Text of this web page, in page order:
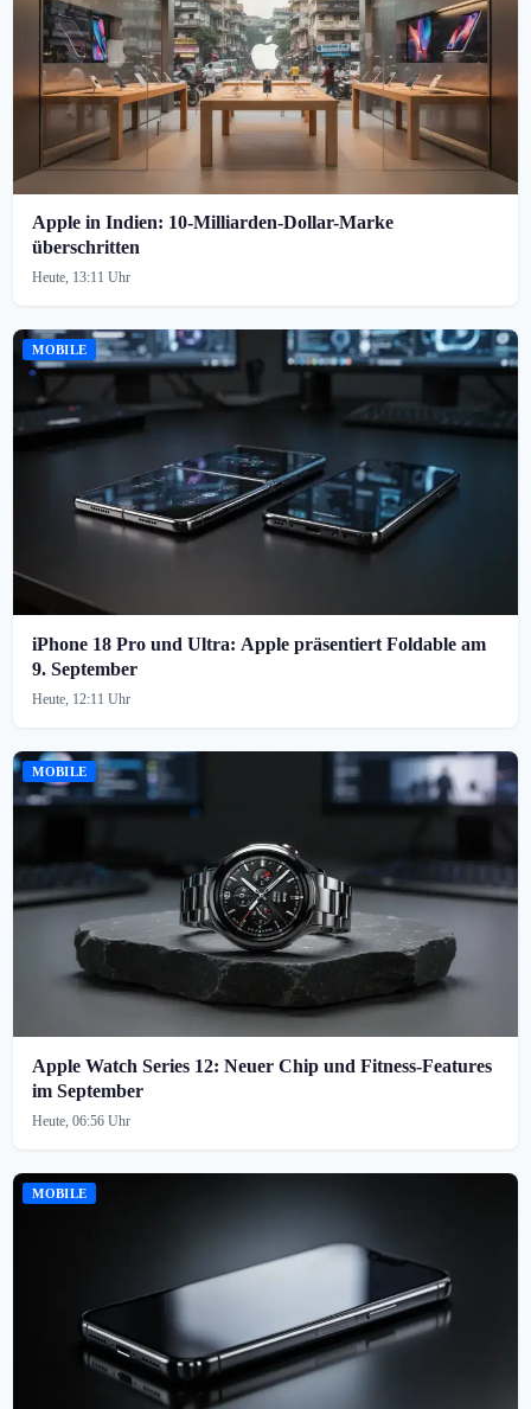
Apple in Indien: 10-Milliarden-Dollar-Marke
überschritten
Heute, 13:11 Uhr
MOBILE
iPhone 18 Pro und Ultra: Apple präsentiert Foldable am
9. September
Heute, 12:11 Uhr
MOBILE
Apple Watch Series 12: Neuer Chip und Fitness-Features
im September
Heute, 06:56 Uhr
MOBILE